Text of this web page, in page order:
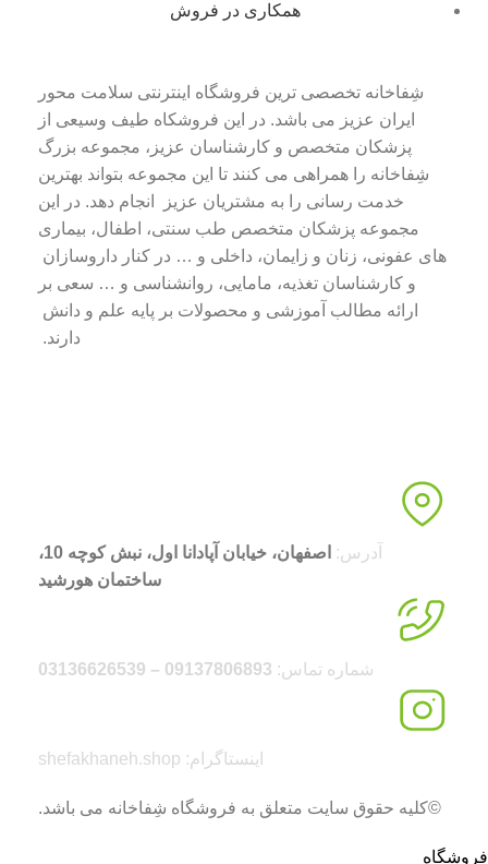
همکاری در فروش
شِفاخانه تخصصی ترین فروشگاه اینترنتی سلامت محور
ایران عزیز می باشد. در این فروشکاه طیف وسیعی از
پزشکان متخصص و کارشناسان عزیز، مجموعه بزرگ
شِفاخانه را همراهی می کنند تا این مجموعه بتواند بهترین
خدمت رسانی را به مشتریان عزیز انجام دهد. در این
مجموعه پزشکان متخصص طب سنتی، اطفال، بیماری
های عفونی، زنان و زایمان، داخلی و … در کنار داروسازان
و کارشناسان تغذیه، مامایی، روانشناسی و … سعی بر
ارائه مطالب آموزشی و محصولات بر پایه علم و دانش
دارند.
آدرس:
اصفهان، خیابان آپادانا اول، نبش کوچه 10،
ساختمان هورشید
شماره تماس: 09137806893 – 03136626539
اینستاگرام: shefakhaneh.shop
©کلیه حقوق سایت متعلق به فروشگاه شِفاخانه می باشد.
فروشگاه